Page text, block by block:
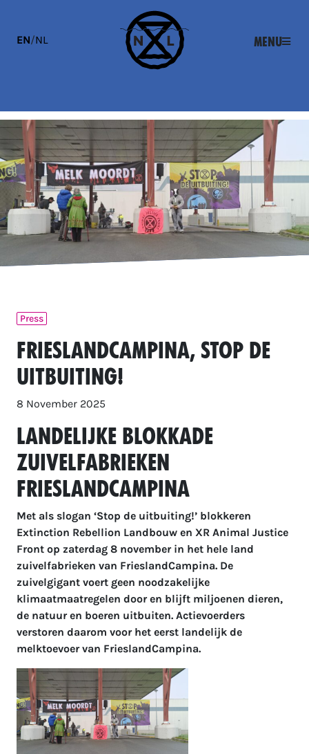
EN/NL Menu
Press
FrieslandCampina, Stop de
Uitbuiting!
8 November 2025
Landelijke blokkade
zuivelfabrieken
FrieslandCampina
Met als slogan ‘Stop de uitbuiting!’ blokkeren
Extinction Rebellion Landbouw en XR Animal Justice
Front op zaterdag 8 november in het hele land
zuivelfabrieken van FrieslandCampina. De
zuivelgigant voert geen noodzakelijke
klimaatmaatregelen door en blijft miljoenen dieren,
de natuur en boeren uitbuiten. Actievoerders
verstoren daarom voor het eerst landelijk de
melktoevoer van FrieslandCampina.